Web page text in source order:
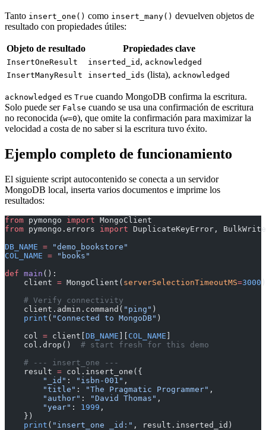
Tanto insert_one() como insert_many() devuelven objetos de
resultado con propiedades útiles:
Objeto de resultado Propiedades clave
InsertOneResult inserted_id , acknowledged
InsertManyResult
inserted_ids (lista), acknowledged
acknowledged es True cuando MongoDB confirma la escritura.
Solo puede ser False cuando se usa una confirmación de escritura
no reconocida (w=0), que omite la confirmación para maximizar la
velocidad a costa de no saber si la escritura tuvo éxito.
Ejemplo completo de funcionamiento
El siguiente script autocontenido se conecta a un servidor
MongoDB local, inserta varios documentos e imprime los
resultados:
from pymongo import MongoClient
from pymongo.errors import DuplicateKeyError,
DB_NAME = "demo_bookstore"
COL_NAME = "books"
def main ():
    client
= MongoClient( serverSelectionTimeoutMS=3000 )
    # Verify connectivity
    client.admin.command(
"ping" )
    print
( "Connected to MongoDB" )
    col
= client[DB_NAME ][ COL_NAME ]
    col.drop()
# start fresh for this demo
    # --- insert_one ---
    result
= col.insert_one({
        "_id"
: "isbn-001" ,
        "title"
: "The Pragmatic Programmer" ,
        "author"
: "David Thomas" ,
        "year"
: 1999 ,
    })
    print
( "insert_one _id:" , result.inserted_id)